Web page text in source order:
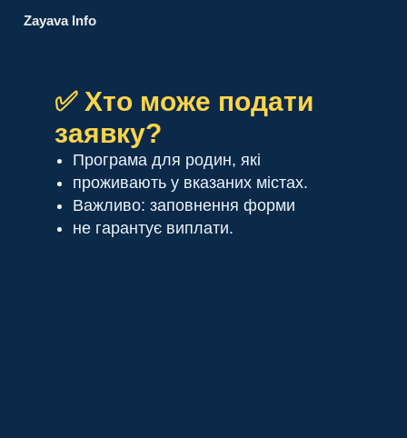
Zayava Info
✅ Хто може подати
заявку?
Програма для родин, які
проживають у вказаних містах.
Важливо: заповнення форми
не гарантує виплати.